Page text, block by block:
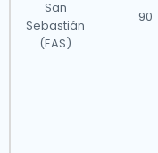
San
Sebastián
(EAS)
90